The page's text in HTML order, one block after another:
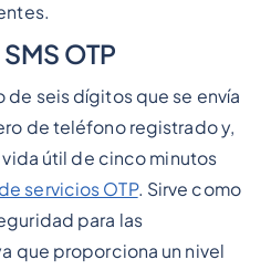
OTP
de seis dígitos que se envía
de teléfono registrado y,
útil de cinco minutos
servicios OTP. Sirve como
para las
que proporciona un nivel